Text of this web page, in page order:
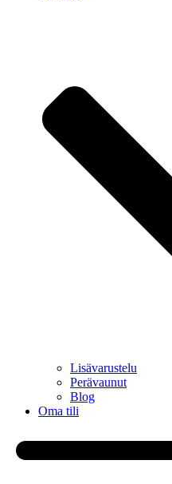
Lisävarustelu
Perävaunut
Blog
Oma tili